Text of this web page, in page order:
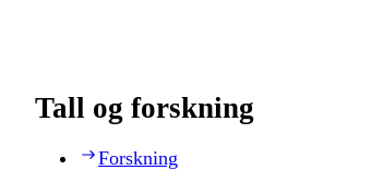
Tall og forskning
Forskning